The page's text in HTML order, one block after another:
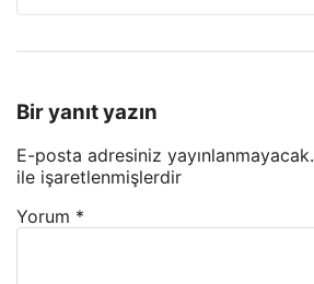
Bir yanıt yazın
E-posta adresiniz yayınlanmayacak.
ile işaretlenmişlerdir
Yorum *